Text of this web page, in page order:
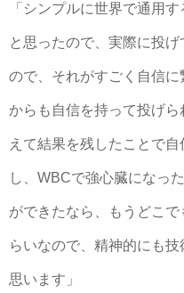
「シンプルに世界で通用
と思ったので、実際に投
ので、それがすごく自信
からも自信を持って投げ
えて結果を残したことで
し、WBCで強心臓になっ
ができたなら、もうどこ
らいなので、精神的にも
思います」